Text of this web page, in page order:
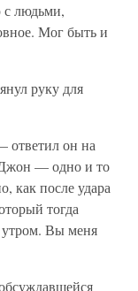
с людьми,
Мог быть и
руку для
он на
— одно и то
как после удара
тогда
утром. Вы меня